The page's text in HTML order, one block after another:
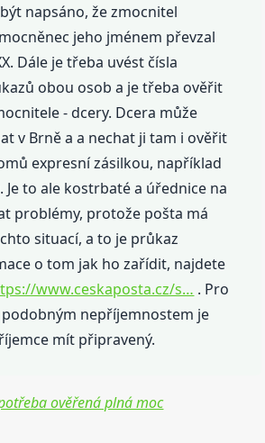
napsáno, že zmocnitel
jeho jménem převzal
Dále je třeba uvést čísla
obou osob a je třeba ověřit
- dcery. Dcera může
v Brně a a nechat ji tam i ověřit
expresní zásilkou, například
Je to ale kostrbaté a úřednice na
problémy, protože pošta má
situací, a to je průkaz
o tom jak ho zařídit, najdete
www.ceskaposta.cz/s… . Pro
nepříjemnostem je
mít připravený.
ověřená plná moc